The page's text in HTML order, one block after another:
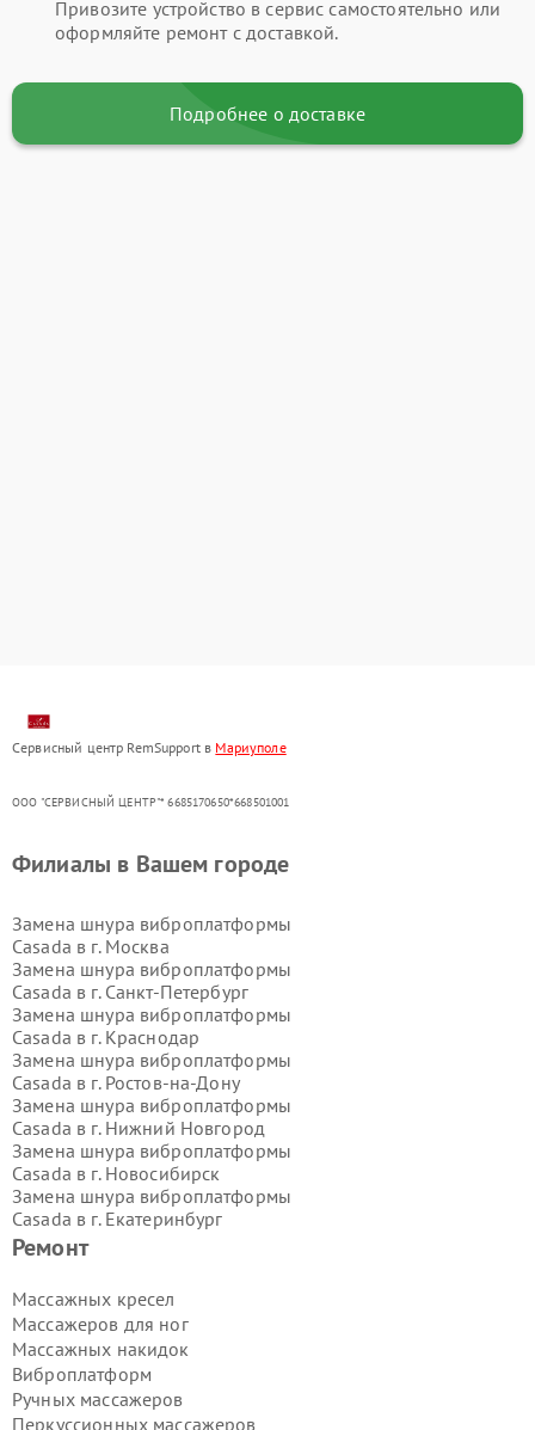
Привозите устройство в сервис самостоятельно или
оформляйте ремонт с доставкой.
Подробнее о доставке
Сервисный центр RemSupport в Мариуполе
ООО "СЕРВИСНЫЙ ЦЕНТР"* 6685170650*668501001
Ремонт
Массажных кресел
Массажеров для ног
Массажных накидок
Виброплатформ
Ручных массажеров
Перкуссионных массажеров
Филиалы в Вашем городе
Замена шнура виброплатформы
Casada в г. Москва
Замена шнура виброплатформы
Casada в г. Санкт-Петербург
Замена шнура виброплатформы
Casada в г. Краснодар
Замена шнура виброплатформы
Casada в г. Ростов-на-Дону
Замена шнура виброплатформы
Casada в г. Нижний Новгород
Замена шнура виброплатформы
Casada в г. Новосибирск
Замена шнура виброплатформы
Casada в г. Екатеринбург
Замена шнура виброплатформы
Замена шнура виброплатформы
Casada в г.Воронеж
Замена шнура виброплатформы
Casada в г.Волгоград
Замена шнура виброплатформы
Casada в г.Самара
Замена шнура виброплатформы